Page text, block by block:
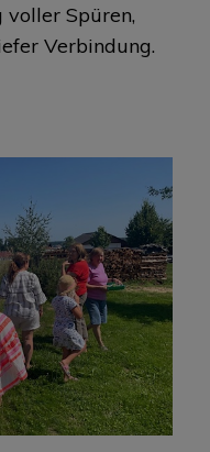
voller Spüren,
Verbindung.